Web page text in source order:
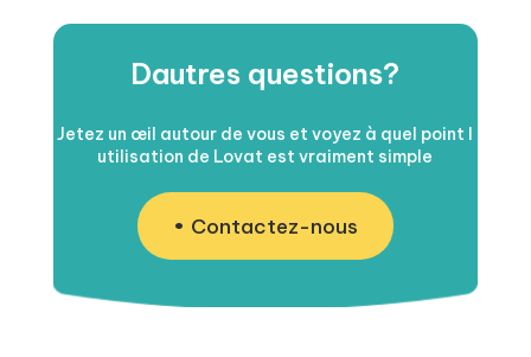
Dautres questions?
Jetez un œil autour de vous et voyez à quel point l
utilisation de Lovat est vraiment simple
Contactez-nous